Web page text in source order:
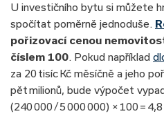
U investičního bytu si můžete
spočítat poměrně jednoduše.
pořizovací cenou
číslem 100. Pokud například
za 20 tisíc Kč měsíčně a jeho
pět milionů, bude výpočet
(240 000 / 5 000 000) × 100 = 4,8